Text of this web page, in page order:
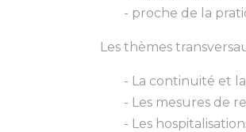
- proche de la
Les thèmes
- La continuité et
- Les mesures de
- Les